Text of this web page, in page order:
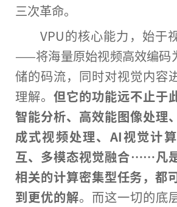
三次革命。
VPU的核心能力，始于
——将海量原始视频高效编码
储的码流，同时对视觉内容
理解。 但它的功能远不止于
智能分析、高效能图像处理
成式视频处理、AI视觉计
互、多模态视觉融合……凡
相关的计算密集型任务，都
到更优的解。而这一切的底